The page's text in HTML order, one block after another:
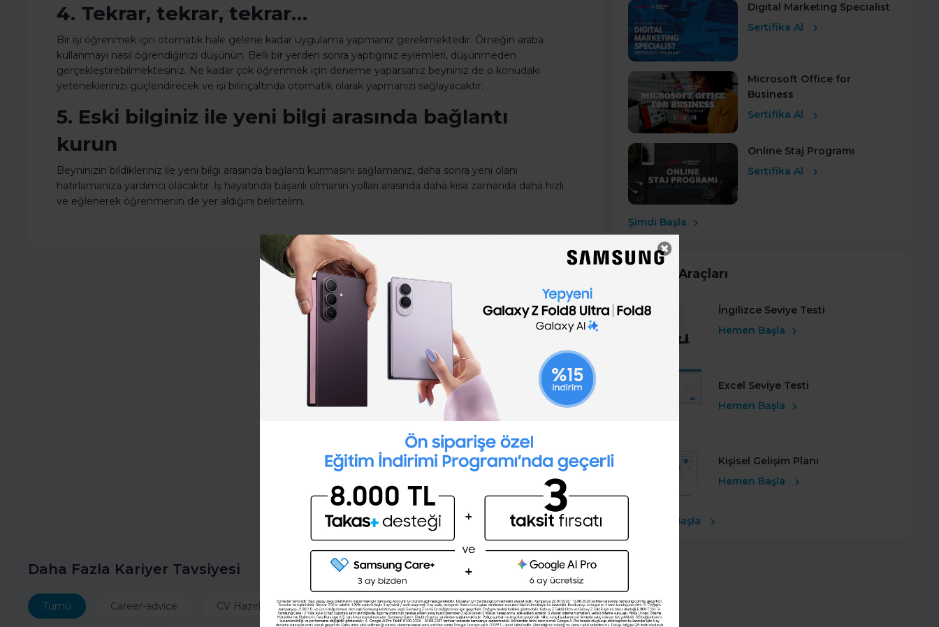
28 günlük kişisel gelişim planını
oluşturmak ister misin ?
4. Tekrar, tekrar, tekrar…
Bir işi öğrenmek için otomatik hale gelene kadar uygulama yapmanız gerekmektedir. Örneğin araba
kullanmayı nasıl öğrendiğinizi düşünün. Belli bir yerden sonra yaptığınız eylemleri, düşünmeden
gerçekleştirebilmektesiniz. Ne kadar çok öğrenmek için deneme yaparsanız beyniniz de o konudaki
yeteneklerinizi güçlendirecek ve işi bilinçaltında otomatik olarak yapmanızı sağlayacaktır.
5. Eski bilginiz ile yeni bilgi arasında bağlantı
kurun
Beyninizin bildikleriniz ile yeni bilgi arasında bağlantı kurmasını sağlamanız, daha sonra yeni olanı
hatırlamanıza yardımcı olacaktır. İş hayatında başarılı olmanın yolları arasında daha kısa zamanda daha hızlı
ve eğlenerek öğrenmenin de yer aldığını belirtelim.
Digital Marketing Specialist
Sertifika Al
Microsoft Office for
Business
Sertifika Al
Online Staj Programı
Sertifika Al
Şimdi Başla
Kariyer Araçları
İngilizce Seviye Testi
Hemen Başla
Excel Seviye Testi
Hemen Başla
Kişisel Gelişim Planı
Hemen Başla
Ücretsiz Başla
Daha Fazla Kariyer Tavsiyesi
Tümü Career-advice CV Hazırla İnsan Kaynakları İş Hayatında Başarı